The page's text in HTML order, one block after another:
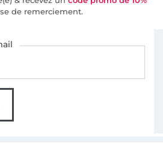
de remerciement.